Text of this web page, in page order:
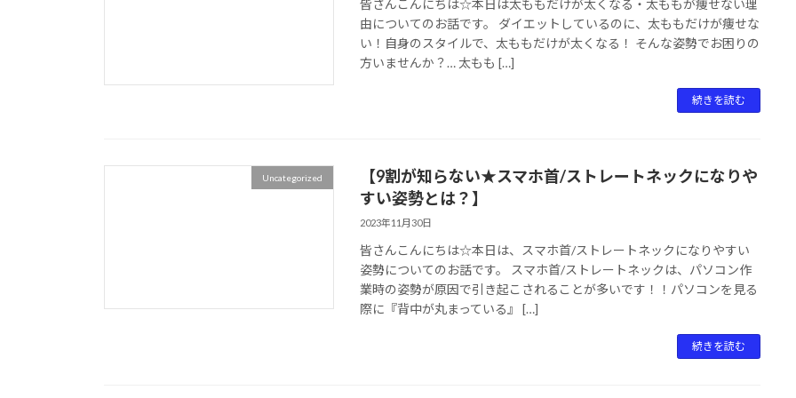
皆さんこんにちは☆本日は太ももだけが太くなる・太ももが痩せない理
由についてのお話です。 ダイエットしているのに、太ももだけが痩せな
い！自身のスタイルで、太ももだけが太くなる！ そんな姿勢でお困りの
方いませんか？… 太もも […]
続きを読む
Uncategorized
【9割が知らない★スマホ首/ストレートネックになりや
すい姿勢とは？】
2023年11月30日
皆さんこんにちは☆本日は、スマホ首/ストレートネックになりやすい
姿勢についてのお話です。 スマホ首/ストレートネックは、パソコン作
業時の姿勢が原因で引き起こされることが多いです！！パソコンを見る
際に『背中が丸まっている』 […]
続きを読む